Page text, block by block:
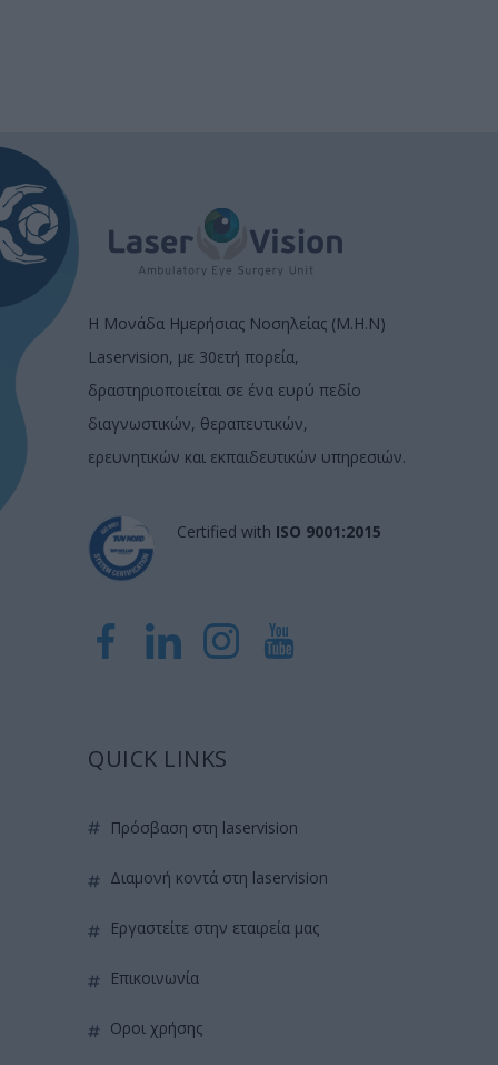
Η Μονάδα Ημερήσιας Νοσηλείας (Μ.Η.Ν)
Laservision, με 30ετή πορεία,
δραστηριοποιείται σε ένα ευρύ πεδίο
διαγνωστικών, θεραπευτικών,
ερευνητικών και εκπαιδευτικών υπηρεσιών.
Certified with ISO 9001:2015
QUICK LINKS
πρόσβαση στη laservision
διαμονή κοντά στη laservision
εργαστείτε στην εταιρεία μας
επικοινωνία
όροι χρήσης